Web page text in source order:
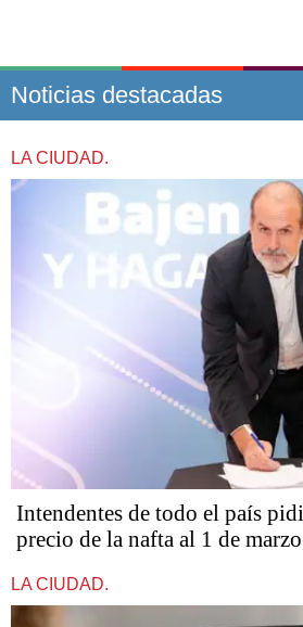
Noticias destacadas
LA CIUDAD.
Intendentes de todo el país
precio de la nafta al 1 de marzo
LA CIUDAD.